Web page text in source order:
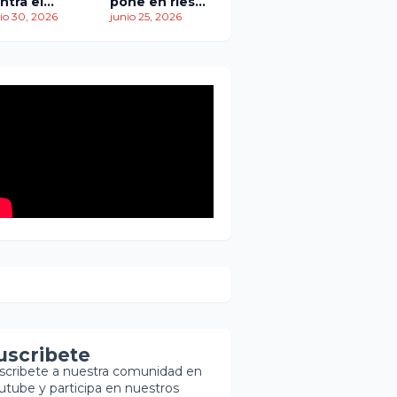
más
30, 2026
traslado de
junio 25, 2026
a nuestra comunidad en
y participa en nuestros